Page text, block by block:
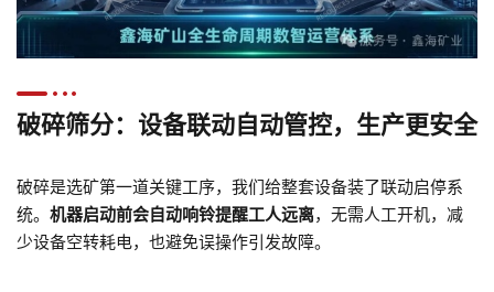
破碎筛分：设备联动自动管控，生产更安全
破碎是选矿第一道关键工序，我们给整套设备装了联动启停系
统。 机器启动前会自动响铃提醒工人远离，无需人工开机，减
少设备空转耗电，也避免误操作引发故障。